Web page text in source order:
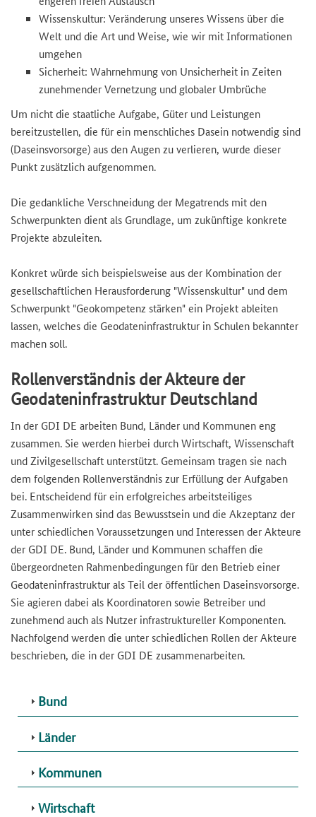
Wissenskultur: Veränderung unseres Wissens über die
Welt und die Art und Weise, wie wir mit Informationen
umgehen
Sicherheit: Wahrnehmung von Unsicherheit in Zeiten
zunehmender Vernetzung und globaler Umbrüche
Um nicht die staatliche Aufgabe, Güter und Leistungen
bereitzustellen, die für ein menschliches Dasein notwendig sind
(Daseinsvorsorge) aus den Augen zu verlieren, wurde dieser
Punkt zusätzlich aufgenommen.
Die gedankliche Verschneidung der Megatrends mit den
Schwerpunkten dient als Grundlage, um zukünftige konkrete
Projekte abzuleiten.
Konkret würde sich beispielsweise aus der Kombination der
gesellschaftlichen Herausforderung "Wissenskultur" und dem
Schwerpunkt "Geokompetenz stärken" ein Projekt ableiten
lassen, welches die Geodateninfrastruktur in Schulen bekannter
machen soll.
Rollenverständnis der Akteure der
Geodateninfrastruktur Deutschland
In der GDI DE arbeiten Bund, Länder und Kommunen eng
zusammen. Sie werden hierbei durch Wirtschaft, Wissenschaft
und Zivilgesellschaft unterstützt. Gemeinsam tragen sie nach
dem folgenden Rollenverständnis zur Erfüllung der Aufgaben
bei. Entscheidend für ein erfolgreiches arbeitsteiliges
Zusammenwirken sind das Bewusstsein und die Akzeptanz der
unter schiedlichen Voraussetzungen und Interessen der Akteure
der GDI DE. Bund, Länder und Kommunen schaffen die
übergeordneten Rahmenbedingungen für den Betrieb einer
Geodateninfrastruktur als Teil der öffentlichen Daseinsvorsorge.
Sie agieren dabei als Koordinatoren sowie Betreiber und
zunehmend auch als Nutzer infrastruktureller Komponenten.
Nachfolgend werden die unter schiedlichen Rollen der Akteure
beschrieben, die in der GDI DE zusammenarbeiten.
Bund
Länder
Kommunen
Wirtschaft